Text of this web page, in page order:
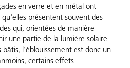
en verre et en métal ont
présentent souvent des
qui, orientées de manière
une partie de la lumière solaire
bâtis, l'éblouissement est donc un
certains effets